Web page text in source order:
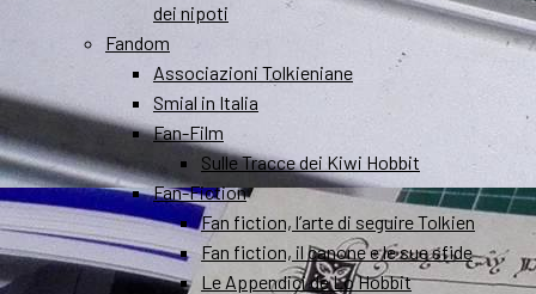
dei nipoti
Fandom
Associazioni Tolkieniane
Smial in Italia
Fan-Film
Sulle Tracce dei Kiwi Hobbit
Fan-Fiction
Fan fiction, l’arte di seguire Tolkien
Fan fiction, il canone e le sue sfide
Le Appendici de Lo Hobbit